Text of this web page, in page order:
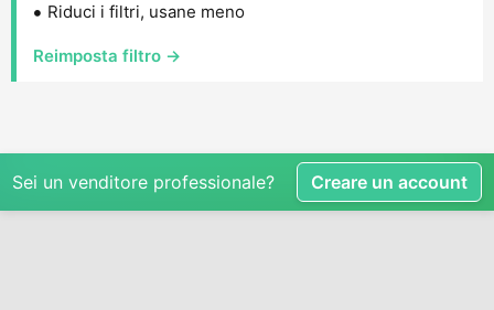
Riduci i filtri, usane meno
Reimposta filtro →
Sei un venditore professionale? Creare un account